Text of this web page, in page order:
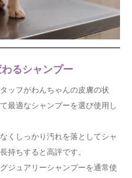
るシャンプー
ッフがわんちゃんの皮膚の状
最適なシャンプーを選び使用し
くしっかり汚れを落としてシャ
持ちすると高評です。
ジュアリーシャンプーを通常使